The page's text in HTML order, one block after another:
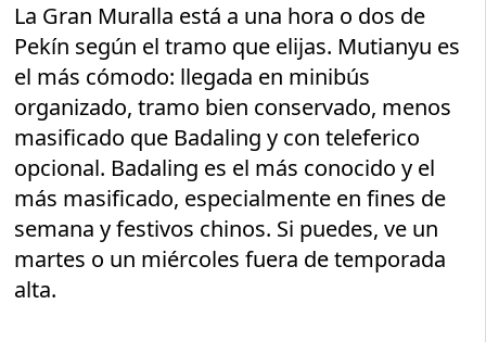
La Gran Muralla está a una hora o dos de
Pekín según el tramo que elijas. Mutianyu es
el más cómodo: llegada en minibús
organizado, tramo bien conservado, menos
masificado que Badaling y con teleferico
opcional. Badaling es el más conocido y el
más masificado, especialmente en fines de
semana y festivos chinos. Si puedes, ve un
martes o un miércoles fuera de temporada
alta.